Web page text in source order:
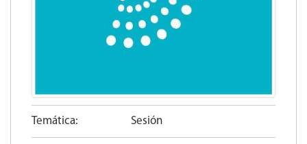
Temática: Sesión